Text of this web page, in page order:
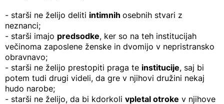
- starši ne želijo deliti intimnih osebnih stvari z
neznanci;
- starši imajo predsodke, ker so na teh institucijah
večinoma zaposlene ženske in dvomijo v nepristransko
obravnavo;
- starši ne želijo prestopiti praga te institucije, saj bi
potem tudi drugi videli, da gre v njihovi družini nekaj
hudo narobe;
- starši ne želijo, da bi kdorkoli vpletal otroke v njihove